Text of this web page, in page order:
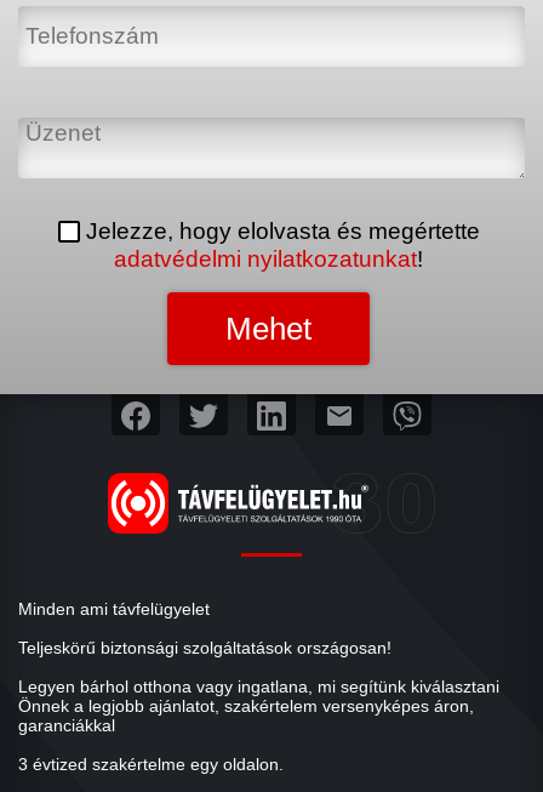
Jelezze, hogy elolvasta és megértette
adatvédelmi nyilatkozatunkat!
mail
Minden ami távfelügyelet
Teljeskörű biztonsági szolgáltatások országosan!
Legyen bárhol otthona vagy ingatlana, mi segítünk kiválasztani
Önnek a legjobb ajánlatot, szakértelem versenyképes áron,
garanciákkal
3 évtized szakértelme egy oldalon.